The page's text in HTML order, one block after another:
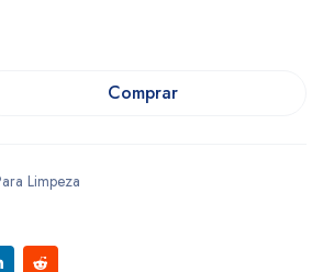
Comprar
Limpeza